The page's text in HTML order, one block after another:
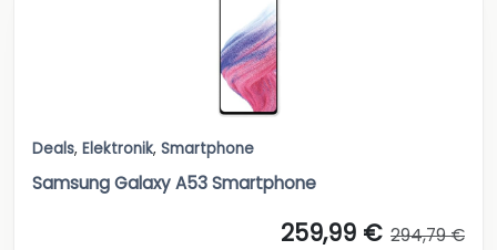
Deals, Elektronik, Smartphone
Samsung Galaxy A53 Smartphone
259,99 € 294,79 €